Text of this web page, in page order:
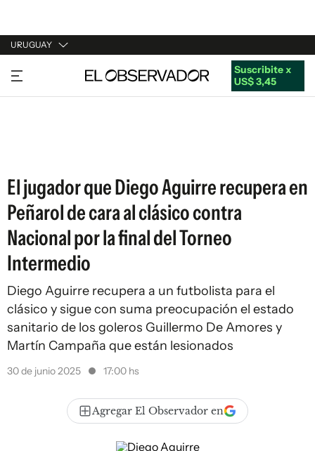
URUGUAY
URUGUAY
ARGENTINA
Suscribite x
US$ 3,45
El jugador que Diego Aguirre recupera en
Peñarol de cara al clásico contra
Nacional por la final del Torneo
Intermedio
Diego Aguirre recupera a un futbolista para el
clásico y sigue con suma preocupación el estado
sanitario de los goleros Guillermo De Amores y
Martín Campaña que están lesionados
30 de junio 2025 17:00 hs
Agregar El Observador en